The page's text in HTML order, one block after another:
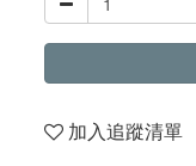
加入追蹤清單